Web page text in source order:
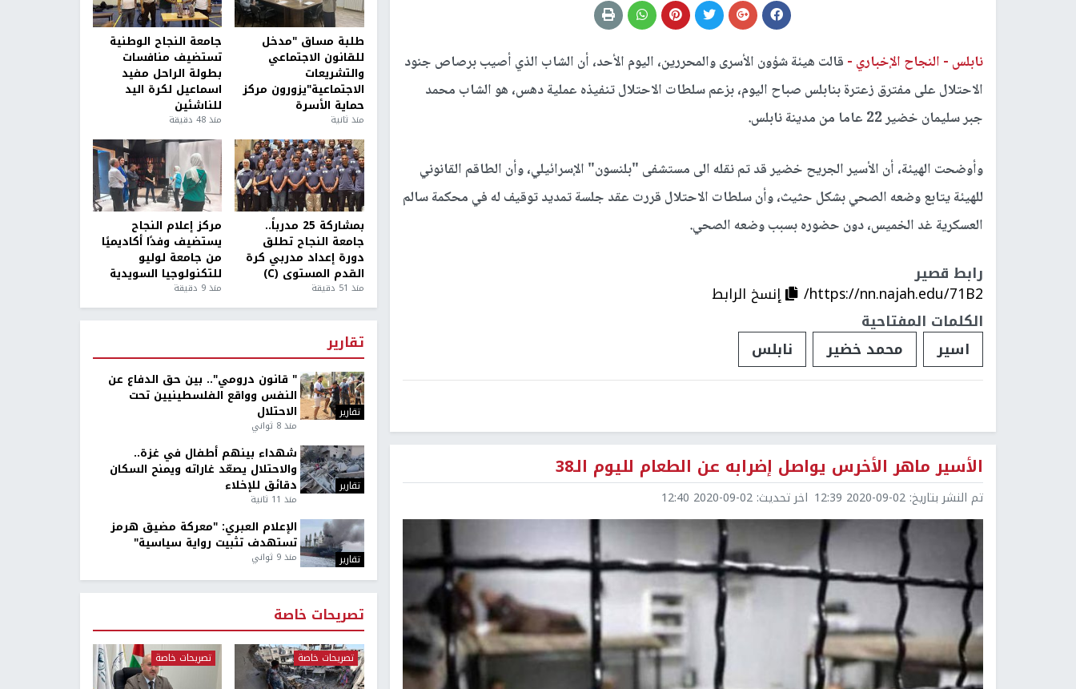
نابلس - النجاح الإخباري - قالت هيئة شؤون الأسرى والمحررين، اليوم الأحد، أن الشاب الذي أصيب برصاص جنود
الاحتلال على مفترق زعترة بنابلس صباح اليوم، بزعم سلطات الاحتلال تنفيذه عملية دهس، هو الشاب محمد
جبر سليمان خضير 22 عاما من مدينة نابلس.
وأوضحت الهيئة، أن الأسير الجريح خضير قد تم نقله الى مستشفى "بلنسون" الإسرائيلي، وأن الطاقم القانوني
للهيئة يتابع وضعه الصحي بشكل حثيث، وأن سلطات الاحتلال قررت عقد جلسة تمديد توقيف له في محكمة سالم
العسكرية غد الخميس، دون حضوره بسبب وضعه الصحي.
رابط قصير
https://nn.najah.edu/71B2/
إنسخ الرابط
الكلمات المفتاحية
اسير
محمد خضير نابلس
الأسير ماهر الأخرس يواصل إضرابه عن الطعام لليوم الـ38
تم النشر بتاريخ: 2020-09-02 12:39 اخر تحديث: 2020-09-02 12:40
طلبة مساق "مدخل
للقانون الاجتماعي
والتشريعات
الاجتماعية"يزورون مركز
حماية الأسرة
منذ ثانية
جامعة النجاح الوطنية
تستضيف منافسات
بطولة الراحل مفيد
اسماعيل لكرة اليد
للناشئين
منذ 48 دقيقة
بمشاركة 25 مدرباً..
جامعة النجاح تطلق
دورة إعداد مدربي كرة
القدم المستوى (C)
منذ 51 دقيقة
مركز إعلام النجاح
يستضيف وفدًا أكاديميًا
من جامعة لوليو
للتكنولوجيا السويدية
منذ 9 دقيقة
تقارير
تقارير
" قانون درومي".. بين حق الدفاع عن
النفس وواقع الفلسطينيين تحت
الاحتلال
منذ 8 ثواني
تقارير
شهداء بينهم أطفال في غزة..
والاحتلال يصعّد غاراته ويمنح السكان
دقائق للإخلاء
منذ 11 ثانية
تقارير
الإعلام العبري: "معركة مضيق هرمز
تستهدف تثبيت رواية سياسية"
منذ 9 ثواني
تصريحات خاصة
تصريحات خاصة تصريحات خاصة